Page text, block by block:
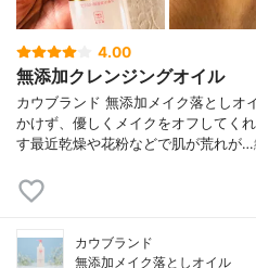
4.00
無添加クレンジングオイル
カウブランド 無添加メイク落としオ
かけず、優しくメイクをオフしてく
す最近乾燥や花粉などで肌が荒れが…
カウブランド
無添加メイク落としオイル